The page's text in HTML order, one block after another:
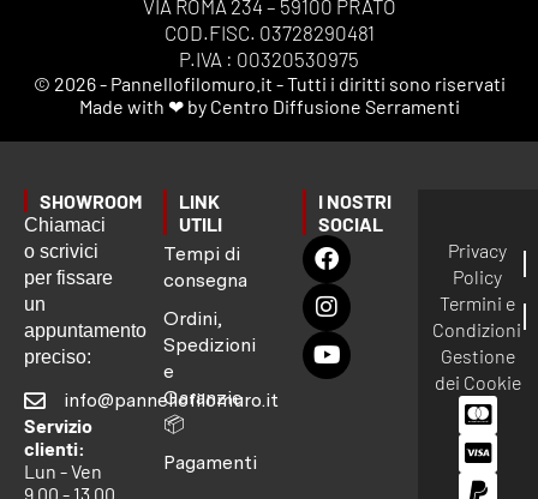
VIA ROMA 234 – 59100 PRATO
COD.FISC. 03728290481
P.IVA : 00320530975
© 2026 - Pannellofilomuro.it - Tutti i diritti sono riservati
Made with ❤ by Centro Diffusione Serramenti
SHOWROOM
Chiamaci
o scrivici
per fissare
un
appuntamento
preciso:
info@pannellofilomuro.it
Servizio
clienti:
Lun - Ven
9.00 - 13.00
LINK
UTILI
Tempi di
consegna
Ordini,
Spedizioni
e
Garanzie
📦
Pagamenti
I NOSTRI
SOCIAL
Privacy
Policy
Termini e
Condizioni
Gestione
dei Cookie